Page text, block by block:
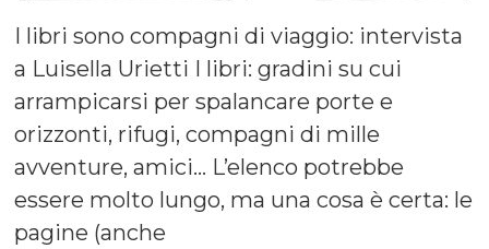
I libri sono compagni di viaggio: intervista
a Luisella Urietti I libri: gradini su cui
arrampicarsi per spalancare porte e
orizzonti, rifugi, compagni di mille
avventure, amici… L’elenco potrebbe
essere molto lungo, ma una cosa è certa: le
pagine (anche